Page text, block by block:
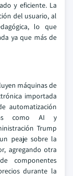
y eficiente. La
del usuario, al
lo que
ya que más de
máquinas de
importada
automatización
como AI y
Trump
peaje sobre la
agregando otra
componentes
durante la